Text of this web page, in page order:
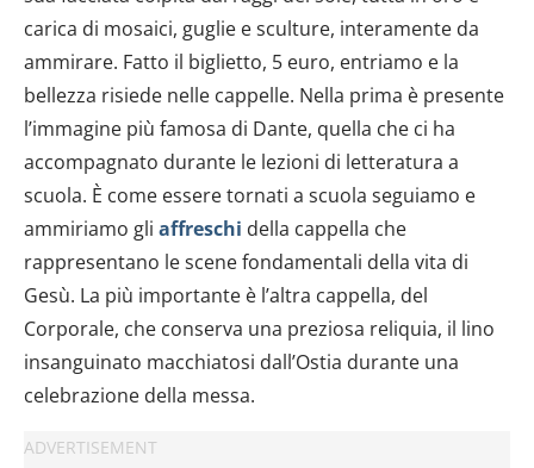
carica di mosaici, guglie e sculture, interamente da
ammirare. Fatto il biglietto, 5 euro, entriamo e la
bellezza risiede nelle cappelle. Nella prima è presente
l’immagine più famosa di Dante, quella che ci ha
accompagnato durante le lezioni di letteratura a
scuola. È come essere tornati a scuola seguiamo e
ammiriamo gli affreschi della cappella che
rappresentano le scene fondamentali della vita di
Gesù. La più importante è l’altra cappella, del
Corporale, che conserva una preziosa reliquia, il lino
insanguinato macchiatosi dall’Ostia durante una
celebrazione della messa.